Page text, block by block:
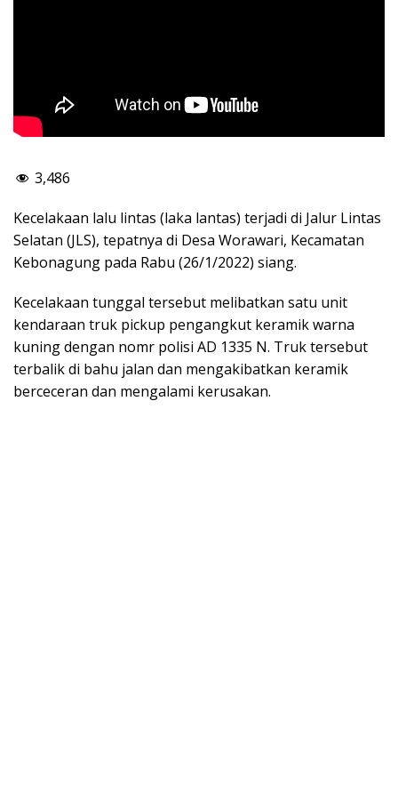
3,486
Kecelakaan lalu lintas (laka lantas) terjadi di Jalur Lintas
Selatan (JLS), tepatnya di Desa Worawari, Kecamatan
Kebonagung pada Rabu (26/1/2022) siang.
Kecelakaan tunggal tersebut melibatkan satu unit
kendaraan truk pickup pengangkut keramik warna
kuning dengan nomr polisi AD 1335 N. Truk tersebut
terbalik di bahu jalan dan mengakibatkan keramik
berceceran dan mengalami kerusakan.